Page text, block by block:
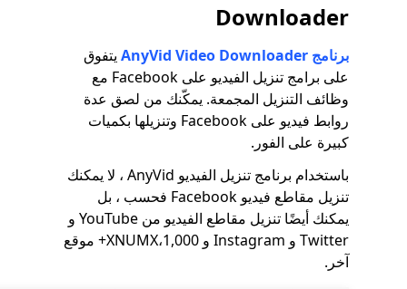
Downloader
يتفوق
على برامج تنزيل الفيديو على Facebook مع
وظائف التنزيل المجمعة. يمكّنك من لصق عدة
روابط فيديو على Facebook وتنزيلها بكميات
كبيرة على الفور.
باستخدام برنامج تنزيل الفيديو AnyVid ، لا يمكنك
تنزيل مقاطع فيديو Facebook فحسب ، بل
يمكنك أيضًا تنزيل مقاطع الفيديو من YouTube و
Twitter و Instagram و 1,000،XNUMX+ موقع